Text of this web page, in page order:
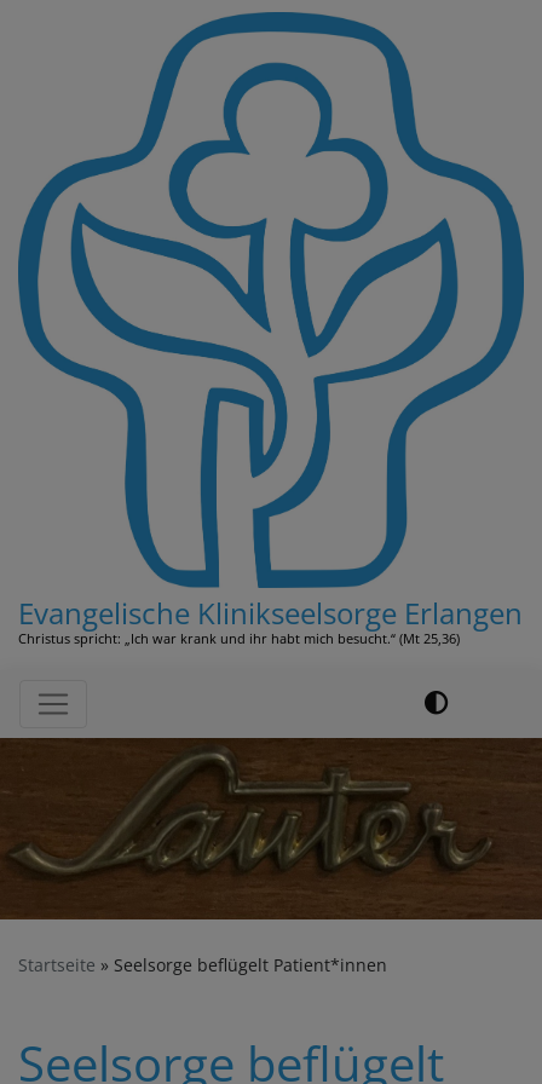
Evangelische Klinikseelsorge Erlangen
Christus spricht: „Ich war krank und ihr habt mich besucht.“ (Mt 25,36)
Hauptnavigation
Startseite Seelsorge beflügelt Patient*innen
Seelsorge beflügelt